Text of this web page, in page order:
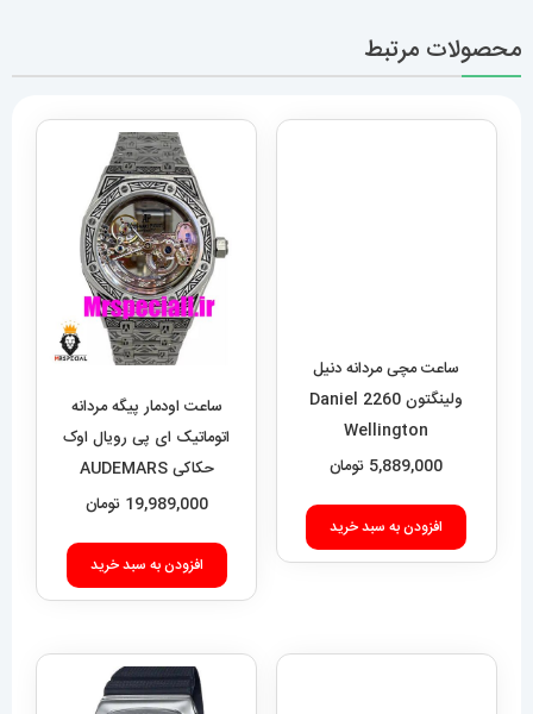
محصولات مرتبط
5,889,000تومان
افزودن به سبد خرید
ساعت اودمار پیگه مردانه
اتوماتیک ای پی رویال اوک
حکاکی AUDEMARS
PIGUET ROYAL Oak
19,989,000 تومان
افزودن به سبد خرید